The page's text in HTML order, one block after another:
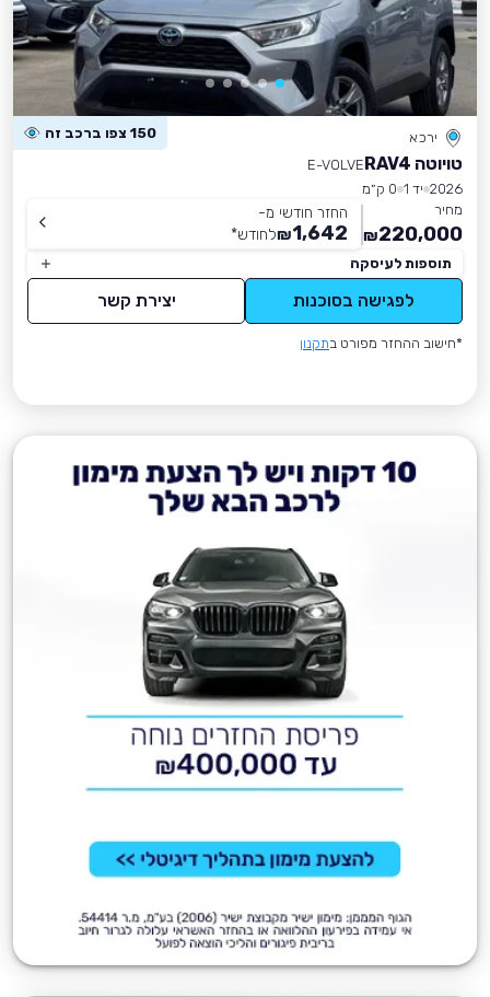
ירכא 150 צפו ברכב זה
טויוטה RAV4
E-VOLVE
2026 יד 1
0 ק״מ
מחיר
220,000
₪
החזר חודשי מ-
1,642
₪לחודש*
תוספות לעיסקה
לפגישה בסוכנות יצירת קשר
*חישוב ההחזר מפורט בתקנון